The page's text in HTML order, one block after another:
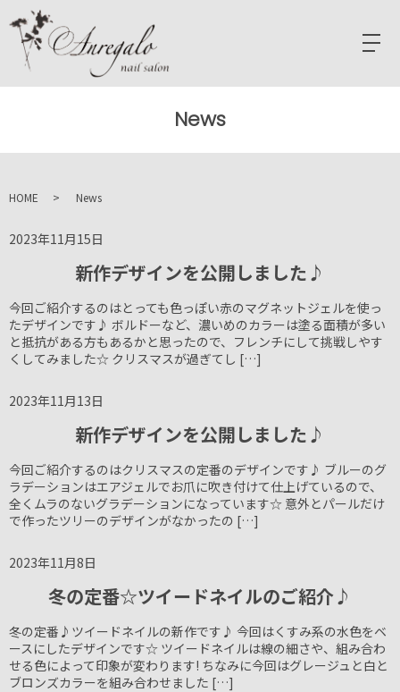
News
HOME News
2023年11月15日
新作デザインを公開しました♪
今回ご紹介するのはとっても色っぽい赤のマグネットジェルを使っ
たデザインです♪ ボルドーなど、濃いめのカラーは塗る面積が多い
と抵抗がある方もあるかと思ったので、フレンチにして挑戦しやす
くしてみました☆ クリスマスが過ぎてし […]
2023年11月13日
新作デザインを公開しました♪
今回ご紹介するのはクリスマスの定番のデザインです♪ ブルーのグ
ラデーションはエアジェルでお爪に吹き付けて仕上げているので、
全くムラのないグラデーションになっています☆ 意外とパールだけ
で作ったツリーのデザインがなかったの […]
2023年11月8日
冬の定番☆ツイードネイルのご紹介♪
冬の定番♪ツイードネイルの新作です♪ 今回はくすみ系の水色をベ
ースにしたデザインです☆ ツイードネイルは線の細さや、組み合わ
せる色によって印象が変わります! ちなみに今回はグレージュと白と
ブロンズカラーを組み合わせました […]